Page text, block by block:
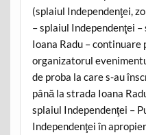
(splaiul Independenţei,
– splaiul Independenţei
Ioana Radu –
organizatorul
de proba la care s-au
până la strada Ioana
splaiul Independenţei –
Independenţei în